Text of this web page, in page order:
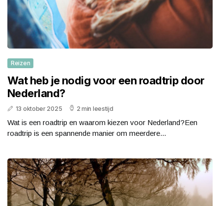
Reizen
Wat heb je nodig voor een roadtrip door
Nederland?
13 oktober 2025 2 min leestijd
Wat is een roadtrip en waarom kiezen voor Nederland?Een
roadtrip is een spannende manier om meerdere...